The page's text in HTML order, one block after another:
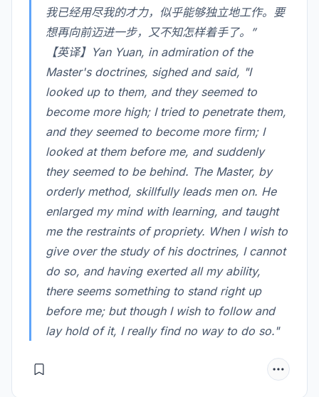
我已经用尽我的才力，似乎能够独立地工作。要
想再向前迈进一步，又不知怎样着手了。”
【英译】Yan Yuan, in admiration of the
Master's doctrines, sighed and said, "I
looked up to them, and they seemed to
become more high; I tried to penetrate them,
and they seemed to become more firm; I
looked at them before me, and suddenly
they seemed to be behind. The Master, by
orderly method, skillfully leads men on. He
enlarged my mind with learning, and taught
me the restraints of propriety. When I wish to
give over the study of his doctrines, I cannot
do so, and having exerted all my ability,
there seems something to stand right up
before me; but though I wish to follow and
lay hold of it, I really find no way to do so."